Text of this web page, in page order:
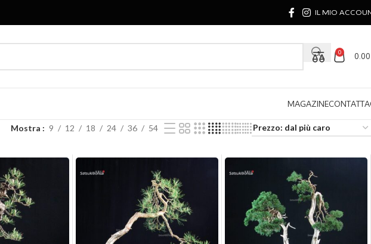
IL MIO
0
MAGAZINE
Mostra 9 12 18 24 36 54